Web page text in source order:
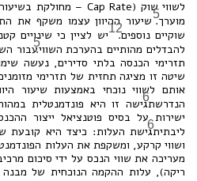
מוערך.5שיעור ההיוון עצמו משקף את
שוקיים נוספים.12יש לציין כי שינויים
להבדלים מהותיים בהערכת השווי.
5עבור
תזרימי הכנסה בלתי סדירים, נעשה
אותם לשווי נוכחי באמצעות שיעור
הנדרשת.6גישה זו היא פונדמנטלית
ישירות על בסיס פוטנציאל ייצור
ליבתית.6גישת העלות: כיצד היא קובעת
ושווי קרקע, ומשקפת את העלות
מעריכה את שווי הנכס על ידי סיכום
ריקה), עלות ההקמה הנוכחית של מבנה